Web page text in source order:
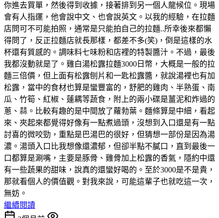
你進去買單，然後得到收據，接著排到另一個人龍候位。現場
會有人指運，他會說中文、也會說英文。以我的經驗，在拉麵
店問可不可能拍照，通常是只能拍自己的拉麵..所幸後來都懶
得問了，反正拉麵店就長那樣，都差不多(笑)，倒是這樣的水
杯還有質感的。調味料七味粉和店裡的特製醬汁。不過，最後
我都沒動就是了。雞白湯松露拉麵3000日幣，大概是一般的拉
麵三倍價，但上面有松露刨片和一匙松露醬，就說湯裡也有加
松露，當中的食材也算是蠻豐富的，舒肥的雞肉、半熟蛋、南
瓜、竹筍、紅椒、蓮耦等蔬食，附上的兩小碟是薑泥和炸過的
蔥、蒜。比較有趣的是中間放了蘿勃葉。麵條算是中細，看起
來、夾起來都覺得好像有一點煮過頭，沒想到入口還是有一點
討喜的微咬勁，重點是巴湯巴的很好，但猜想一部份是因為湯
濃。湯頭入口比我想像還濃郁，但卻半點不膩口，直到最後一
口都算是涮嘴，主要是豚骨、雞骨加上松露的香氣，隱約中還
有一些蔬果的甜味，說真的還蠻好喝的。至於3000是不是貴，
那就看個人的價值觀。對我來說，可能這輩子也就吃這一次，
無妨。
繼續閱讀